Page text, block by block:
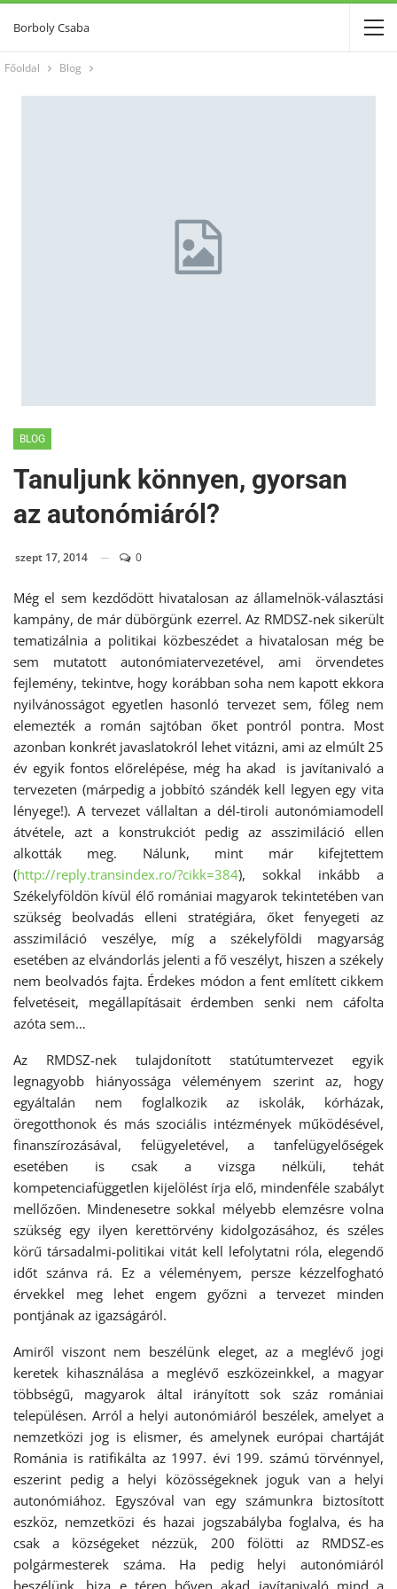
Borboly Csaba
Főoldal Blog
BLOG
Tanuljunk könnyen, gyorsan
az autonómiáról?
szept 17, 2014 0
Még el sem kezdődött hivatalosan az államelnök-választási
kampány, de már dübörgünk ezerrel. Az RMDSZ-nek sikerült
tematizálnia a politikai közbeszédet a hivatalosan még be
sem mutatott autonómiatervezetével, ami örvendetes
fejlemény, tekintve, hogy korábban soha nem kapott ekkora
nyilvánosságot egyetlen hasonló tervezet sem, főleg nem
elemezték a román sajtóban őket pontról pontra. Most
azonban konkrét javaslatokról lehet vitázni, ami az elmúlt 25
év egyik fontos előrelépése, még ha akad is javítanivaló a
tervezeten (márpedig a jobbító szándék kell legyen egy vita
lényege!). A tervezet vállaltan a dél-tiroli autonómiamodell
átvétele, azt a konstrukciót pedig az asszimiláció ellen
alkották meg. Nálunk, mint már kifejtettem
(http://reply.transindex.ro/?cikk=384), sokkal inkább a
Székelyföldön kívül élő romániai magyarok tekintetében van
szükség beolvadás elleni stratégiára, őket fenyegeti az
asszimiláció veszélye, míg a székelyföldi magyarság
esetében az elvándorlás jelenti a fő veszélyt, hiszen a székely
nem beolvadós fajta. Érdekes módon a fent említett cikkem
felvetéseit, megállapításait érdemben senki nem cáfolta
azóta sem…
Az RMDSZ-nek tulajdonított statútumtervezet egyik
legnagyobb hiányossága véleményem szerint az, hogy
egyáltalán nem foglalkozik az iskolák, kórházak,
öregotthonok és más szociális intézmények működésével,
finanszírozásával, felügyeletével, a tanfelügyelőségek
esetében is csak a vizsga nélküli, tehát
kompetenciafüggetlen kijelölést írja elő, mindenféle szabályt
mellőzően. Mindenesetre sokkal mélyebb elemzésre volna
szükség egy ilyen kerettörvény kidolgozásához, és széles
körű társadalmi-politikai vitát kell lefolytatni róla, elegendő
időt szánva rá. Ez a véleményem, persze kézzelfogható
érvekkel meg lehet engem győzni a tervezet minden
pontjának az igazságáról.
Amiről viszont nem beszélünk eleget, az a meglévő jogi
keretek kihasználása a meglévő eszközeinkkel, a magyar
többségű, magyarok által irányított sok száz romániai
településen. Arról a helyi autonómiáról beszélek, amelyet a
nemzetközi jog is elismer, és amelynek európai chartáját
Románia is ratifikálta az 1997. évi 199. számú törvénnyel,
eszerint pedig a helyi közösségeknek joguk van a helyi
autonómiához. Egyszóval van egy számunkra biztosított
eszköz, nemzetközi és hazai jogszabályba foglalva, és ha
csak a községeket nézzük, 200 fölötti az RMDSZ-es
polgármesterek száma. Ha pedig helyi autonómiáról
beszélünk, biza e téren bőven akad javítanivaló mind a